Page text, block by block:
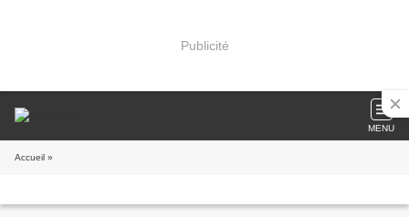
Publicité
MENU
Accueil »